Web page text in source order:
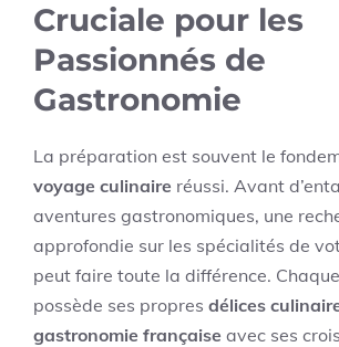
Cruciale pour les
Passionnés de
Gastronomie
La préparation est souvent le
voyage culinaire réussi. Avant
aventures gastronomiques, une
approfondie sur les spécialités de
peut faire toute la différence.
possède ses propres délices
gastronomie française avec ses